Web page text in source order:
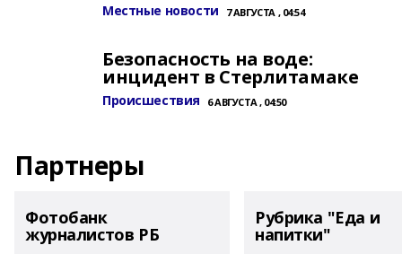
Местные новости 7 АВГУСТА , 04:54
Безопасность на воде:
инцидент в Стерлитамаке
Происшествия 6 АВГУСТА , 04:50
Партнеры
Фотобанк
журналистов РБ
Рубрика "Еда и
напитки"